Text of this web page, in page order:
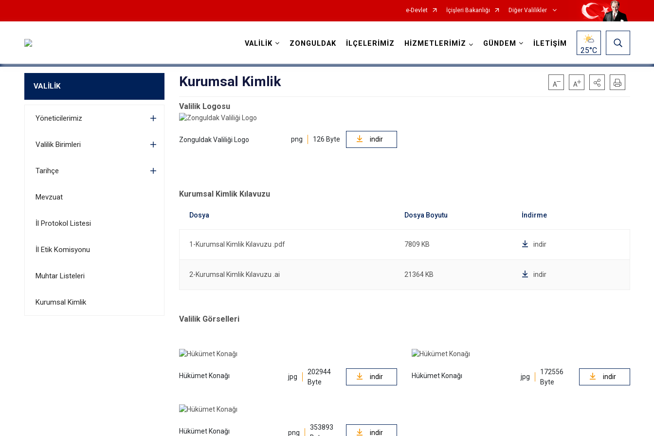
e-Devlet İçişleri Bakanlığı Diğer Valilikler
VALİLİK ZONGULDAK İLÇELERİMİZ HİZMETLERİMİZ GÜNDEM İLETİŞİM
25°C
VALİLİK
Yöneticilerimiz
Valilik Birimleri
Tarihçe
Mevzuat
İl Protokol Listesi
İl Etik Komisyonu
Muhtar Listeleri
Kurumsal Kimlik
Kurumsal Kimlik
Valilik Logosu
Zonguldak Valiliği Logo png 126 Byte indir
Kurumsal Kimlik Kılavuzu
1-Kurumsal Kimlik Kılavuzu .pdf 7809 KB indir
2-Kurumsal Kimlik Kılavuzu .ai 21364 KB indir
Valilik Görselleri
Hükümet Konağı jpg
202944
Byte
indir Hükümet Konağı jpg
172556
Byte
indir
Hükümet Konağı png
353893
indir